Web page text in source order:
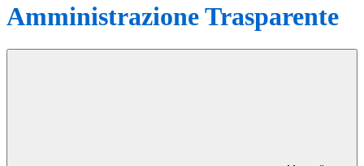
Amministrazione Trasparente